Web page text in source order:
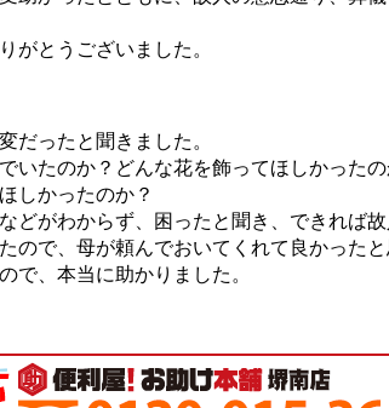
がとうございました。
だったと聞きました。
いたのか？どんな花を飾ってほしかった
しかったのか？
どがわからず、困ったと聞き、できれば
ので、母が頼んでおいてくれて良かった
で、本当に助かりました。